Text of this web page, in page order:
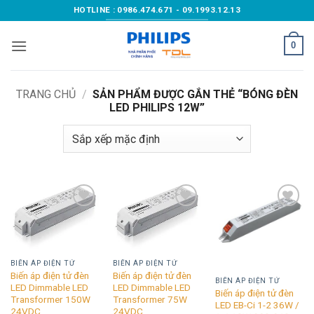
qua
nội
HOTLINE : 0986.474.671 - 09.1993.12.13
0
TRANG CHỦ / SẢN PHẨM ĐƯỢC GẮN THẺ “BÓNG ĐÈN
LED PHILIPS 12W”
Add to
BIẾN ÁP ĐIỆN TỬ
Biến áp điện tử đèn
LED Dimmable LED
Transformer 150W
24VDC
Add to
BIẾN ÁP ĐIỆN TỬ
Biến áp điện tử đèn
LED Dimmable LED
Transformer 75W
24VDC
Add to
wishlist
BIẾN ÁP ĐIỆN TỬ
Biến áp điện tử đèn
LED EB-Ci 1-2 36W /